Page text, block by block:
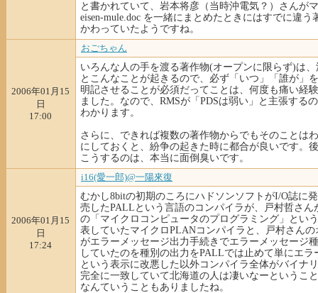
と書かれていて、岩本将彦（当時沖電気？）さんが
eisen-mule.doc を一緒にまとめたときにはすでに違う
かわっていたようですね。
2006年01月15
日
17:00
おごちゃん
いろんな人の手を渡る著作物(オープンに限らず)は
とこんなことが起きるので、必ず「いつ」「誰が」
明記させることが必須だってことは、何度も痛い経
ました。なので、RMSが「PDSは弱い」と主張する
わかります。
さらに、できれば複数の著作物からでもそのことは
にしておくと、紛争の起きた時に都合が良いです。
こうするのは、本当に面倒臭いです。
2006年01月15
日
17:24
i16(愛一郎)@一陽來復
むかし8bitの初期のころにハドソンソフトがI/O誌に
売したPALLという言語のコンパイラが、戸村哲さん
の「マイクロコンピュータのプログラミング」とい
表していたマイクロPLANコンパイラと、戸村さんの
がエラーメッセージ出力手続きでエラーメッセージ
していたのを種別の出力をPALLでは止めて単にエラ
という表示に改悪した以外コンパイラ全体がバイナ
完全に一致していて北海道の人は凄いなーというこ
なんていうこともありましたね。